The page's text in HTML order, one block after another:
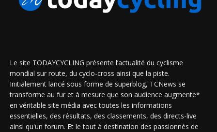
Le site TODAYCYCLING présente l’actualité du cyclisme
mondial sur route, du cyclo-cross ainsi que la piste.
Initialement lancé sous forme de superblog, TCNews se
transforme au fur et à mesure que son audience augmente*
en véritable site média avec toutes les informations
essentielles, des résultats, des classements, des directs-live
ainsi qu'un forum. Et le tout à destination des passionnés de